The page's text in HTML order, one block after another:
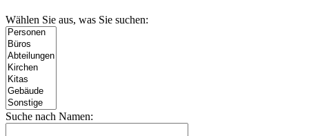
Wählen Sie aus, was Sie suchen:
Suche nach Namen: